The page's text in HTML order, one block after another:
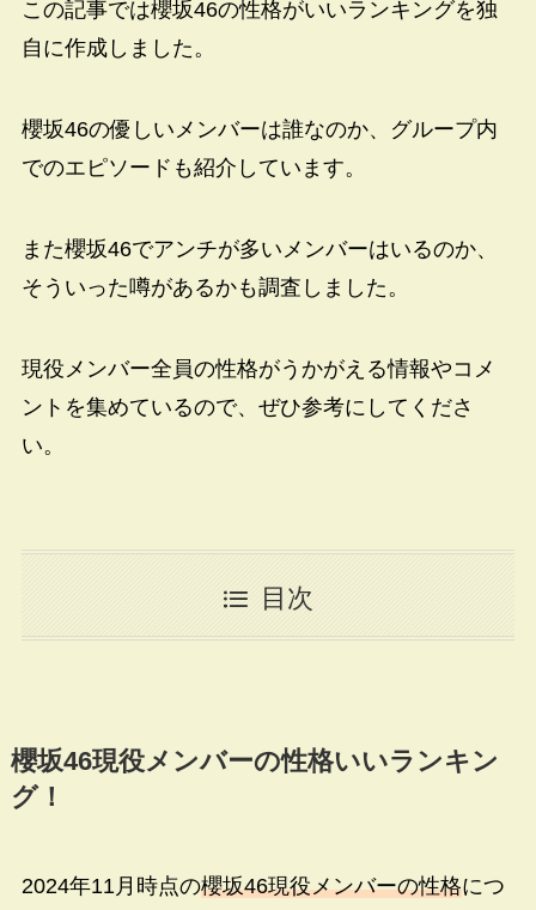
この記事では櫻坂46の性格がいいランキングを独
自に作成しました。
櫻坂46の優しいメンバーは誰なのか、グループ内
でのエピソードも紹介しています。
また櫻坂46でアンチが多いメンバーはいるのか、
そういった噂があるかも調査しました。
現役メンバー全員の性格がうかがえる情報やコメ
ントを集めているので、ぜひ参考にしてくださ
い。
目次
櫻坂46現役メンバーの性格いいランキン
グ！
2024年11月時点の櫻坂46現役メンバーの性格につ